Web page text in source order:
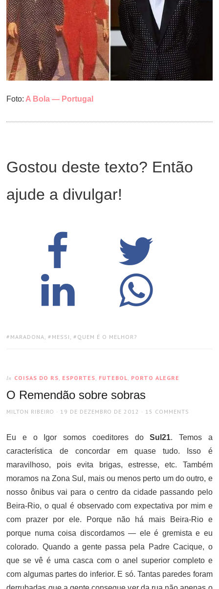
Foto: A Bola — Portugal
Gostou deste texto? Então
ajude a divulgar!
TAGS:
MARADONA , MESSI , QUEM É O MELHOR?
In COISAS DO RS ESPORTES FUTEBOL PORTO ALEGRE
O Remendão sobre sobras
AUTHOR
MILTON RIBEIRO
POSTED
19 DE DEZEMBRO DE 2012 15 COMMENTS
Eu e o Igor somos coeditores doSul21. Temos a
característica de concordar em quase tudo. Isso é
maravilhoso, pois evita brigas, estresse, etc. Também
moramos na Zona Sul, mais ou menos perto um do outro, e
nosso ônibus vai para o centro da cidade passando pelo
Beira-Rio, o qual é observado com expectativa por mim e
com prazer por ele. Porque não há mais Beira-Rio e
porque numa coisa discordamos — ele é gremista e eu
colorado. Quando a gente passa pela Padre Cacique, o
que se vê é uma casca com o anel superior completo e
com algumas partes do inferior. E só. Tantas paredes foram